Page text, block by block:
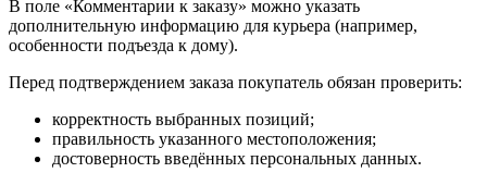
В поле «Комментарии к заказу» можно указать
дополнительную информацию для курьера (например,
особенности подъезда к дому).
Перед подтверждением заказа покупатель обязан проверить:
корректность выбранных позиций;
правильность указанного местоположения;
достоверность введённых персональных данных.